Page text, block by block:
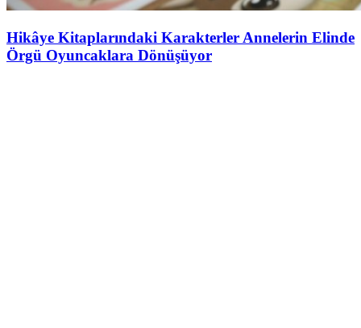
Hikâye Kitaplarındaki Karakterler Annelerin Elinde
Örgü Oyuncaklara Dönüşüyor